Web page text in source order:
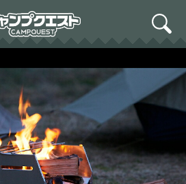
search